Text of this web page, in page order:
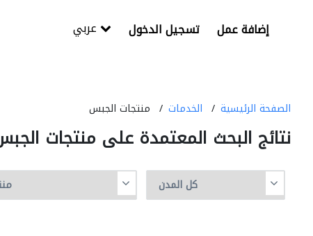
تسجيل الدخول إضافة عمل
الصفحة الرئيسية الخدمات منتجات الجبس
نتائج البحث المعتمدة على منتجات